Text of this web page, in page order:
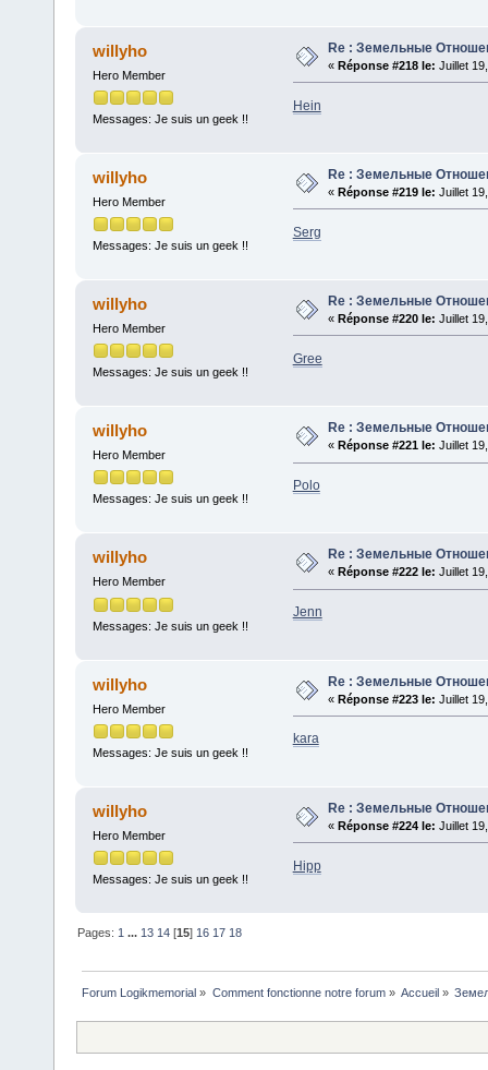
willyho
Hero Member
Messages: Je suis un geek !!
Re : Земельные
« Réponse #218 le: Juillet
Hein
willyho
Hero Member
Messages: Je suis un geek !!
Re : Земельные
« Réponse #219 le: Juillet
Serg
willyho
Hero Member
Messages: Je suis un geek !!
Re : Земельные
« Réponse #220 le: Juillet
Gree
willyho
Hero Member
Messages: Je suis un geek !!
Re : Земельные
« Réponse #221 le: Juillet
Polo
willyho
Hero Member
Messages: Je suis un geek !!
Re : Земельные
« Réponse #222 le: Juillet
Jenn
willyho
Hero Member
Messages: Je suis un geek !!
Re : Земельные
« Réponse #223 le: Juillet
kara
willyho
Hero Member
Messages: Je suis un geek !!
Re : Земельные
« Réponse #224 le: Juillet
Hipp
Pages: 1 ... 13 14 [15] 16 17 18
Forum Logikmemorial » Comment fonctionne notre forum» Accueil»